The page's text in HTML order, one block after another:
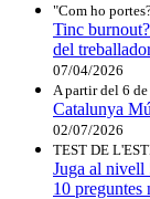
"Com ho
Tinc
del
07/04/2026
A partir del 6
Catalunya
02/07/2026
TEST DE
Juga al nivell
10 preguntes